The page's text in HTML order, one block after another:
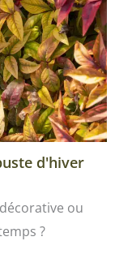
d'hiver
ou
?